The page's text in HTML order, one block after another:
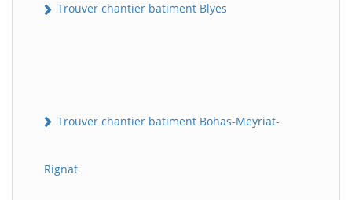
Trouver chantier batiment Blyes
Trouver chantier batiment Bohas-Meyriat-
Rignat